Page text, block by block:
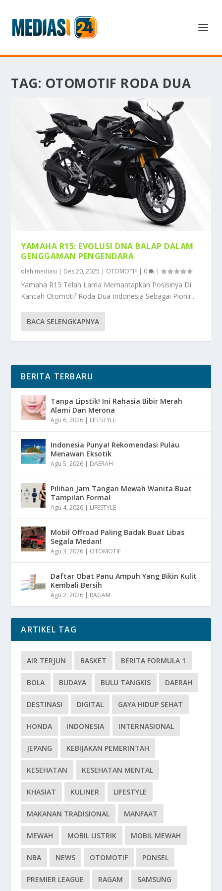
TAG: OTOMOTIF RODA DUA
YAMAHA R15: EVOLUSI DNA BALAP DALAM
GENGGAMAN PENGENDARA
oleh mediasi | Des 20, 2025 | OTOMOTIF | 0 |
Yamaha R15 Telah Lama Memantapkan Posisinya Di
Kancah Otomotif Roda Dua Indonesia Sebagai Pionir...
BACA SELENGKAPNYA
BERITA TERBARU
Tanpa Lipstik! Ini Rahasia Bibir Merah
Alami Dan Merona
Agu 6, 2026 | LIFESTYLE
Indonesia Punya! Rekomendasi Pulau
Menawan Eksotik
Agu 5, 2026 | DAERAH
Pilihan Jam Tangan Mewah Wanita Buat
Tampilan Formal
Agu 4, 2026 | LIFESTYLE
Mobil Offroad Paling Badak Buat Libas
Segala Medan!
Agu 3, 2026 | OTOMOTIF
Daftar Obat Panu Ampuh Yang Bikin Kulit
Kembali Bersih
Agu 2, 2026 | RAGAM
ARTIKEL TAG
AIR TERJUN BASKET BERITA FORMULA 1
BOLA BUDAYA BULU TANGKIS DAERAH
DESTINASI DIGITAL GAYA HIDUP SEHAT
HONDA INDONESIA INTERNASIONAL
JEPANG KEBIJAKAN PEMERINTAH
KESEHATAN KESEHATAN MENTAL
KHASIAT KULINER LIFESTYLE
MAKANAN TRADISIONAL MANFAAT
MEWAH MOBIL LISTRIK MOBIL MEWAH
NBA NEWS OTOMOTIF PONSEL
PREMIER LEAGUE RAGAM SAMSUNG